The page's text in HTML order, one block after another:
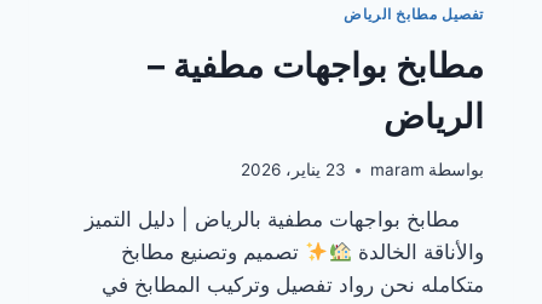
تفصيل مطابخ الرياض
مطابخ بواجهات مطفية –
الرياض
بواسطة maram 23 يناير، 2026
مطابخ بواجهات مطفية بالرياض | دليل التميز
والأناقة الخالدة
تصميم وتصنيع مطابخ
متكامله نحن رواد تفصيل وتركيب المطابخ في